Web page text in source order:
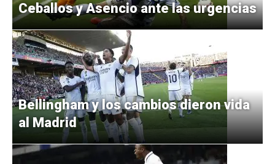
Ceballos y Asencio ante las urgencias
Bellingham y los cambios dieron vida
al Madrid